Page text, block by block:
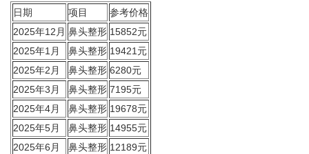
日期
项目
参考价格
2025年12月 鼻头整形 15852元
2025年1月
鼻头整形 19421元
2025年2月
鼻头整形 6280元
2025年3月
鼻头整形 7195元
2025年4月
鼻头整形 19678元
2025年5月
鼻头整形 14955元
2025年6月
鼻头整形 12189元